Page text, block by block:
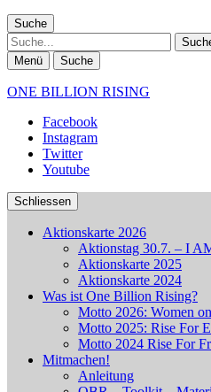
Suche
Suche
Menü Suche
ONE BILLION RISING
Facebook
Instagram
Twitter
Youtube
Schliessen
Aktionskarte 2026
Aktionstag 30.7. – I
Aktionskarte 2025
Aktionskarte 2024
Was ist One Billion Rising?
Motto 2026: Women
Motto 2025: Rise For
Motto 2024 Rise For
Mitmachen!
Anleitung